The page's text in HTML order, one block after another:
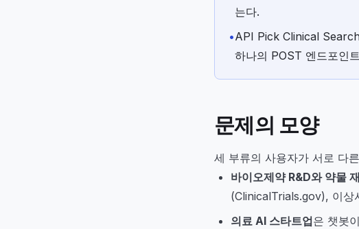
는다.
•API Pick Clinical
하나의 POST 엔드포인
문제의 모양
세 부류의 사용자가 서로 다
바이오제약 R&D와 약물
(ClinicalTrials.gov), 이상
의료 AI 스타트업은 챗봇